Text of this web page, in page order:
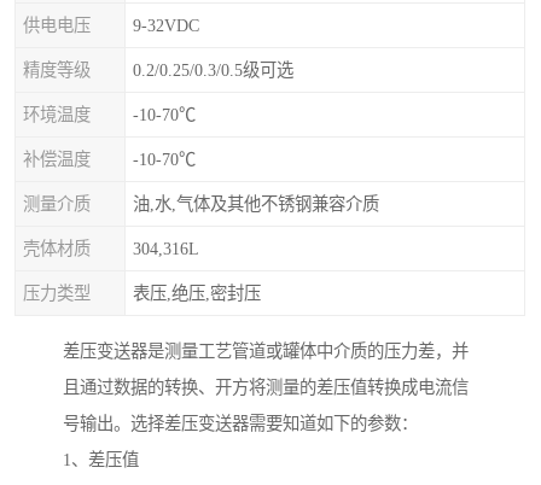
供电电压 9-32VDC
精度等级 0.2/0.25/0.3/0.5级可选
环境温度 -10-70℃
补偿温度 -10-70℃
测量介质 油,水,气体及其他不锈钢兼容介质
壳体材质 304,316L
压力类型 表压,绝压,密封压
差压变送器是测量工艺管道或罐体中介质的压力差，并
且通过数据的转换、开方将测量的差压值转换成电流信
号输出。选择差压变送器需要知道如下的参数：
1、差压值